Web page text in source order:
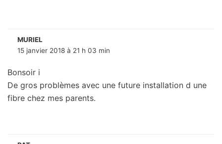
MURIEL
15 janvier 2018 à 21 h 03 min
Bonsoir i
De gros problèmes avec une future installation d une
fibre chez mes parents.